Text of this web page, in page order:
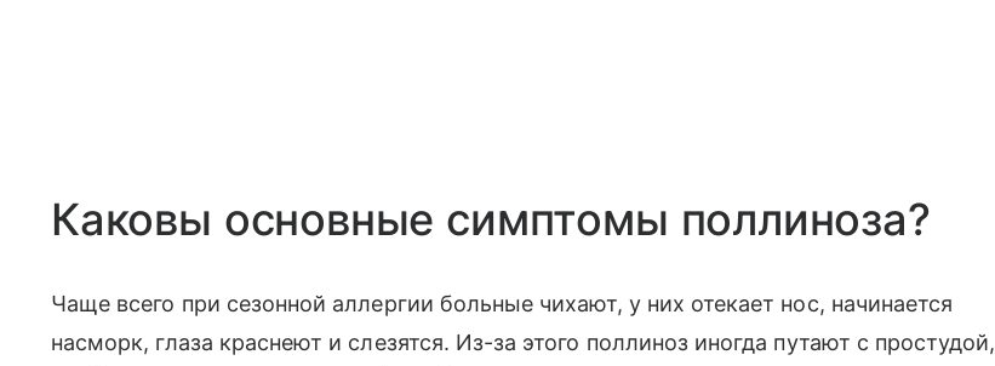
Каковы основные симптомы поллиноза?
Чаще всего при сезонной аллергии больные чихают, у них отекает нос, начинается
насморк, глаза краснеют и слезятся. Из-за этого поллиноз иногда путают с простудой,